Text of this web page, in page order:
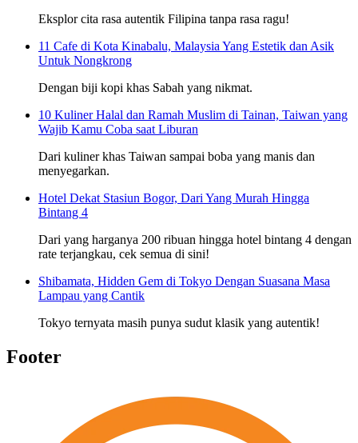
Eksplor cita rasa autentik Filipina tanpa rasa ragu!
11 Cafe di Kota Kinabalu, Malaysia Yang Estetik dan Asik
Untuk Nongkrong
Dengan biji kopi khas Sabah yang nikmat.
10 Kuliner Halal dan Ramah Muslim di Tainan, Taiwan yang
Wajib Kamu Coba saat Liburan
Dari kuliner khas Taiwan sampai boba yang manis dan
menyegarkan.
Hotel Dekat Stasiun Bogor, Dari Yang Murah Hingga
Bintang 4
Dari yang harganya 200 ribuan hingga hotel bintang 4 dengan
rate terjangkau, cek semua di sini!
Shibamata, Hidden Gem di Tokyo Dengan Suasana Masa
Lampau yang Cantik
Tokyo ternyata masih punya sudut klasik yang autentik!
Footer